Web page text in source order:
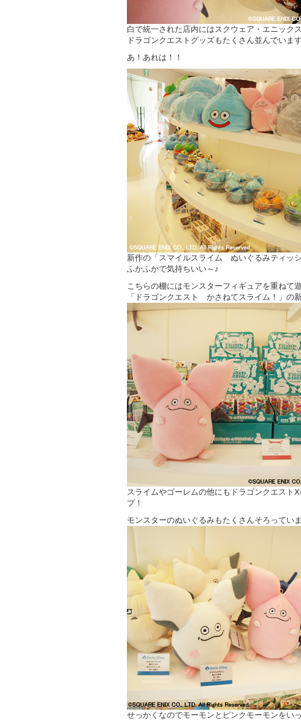
白で統一された店内にはスクウェア・エニック
ドラゴンクエストグッズもたくさん並んでいます
あ！あれは！！
新作の「スマイルスライム ぬいぐるみティッ
ふかふかで気持ちいい～♪
こちらの棚にはモンスターフィギュアを重ねて
「ドラゴンクエスト かさねてスライム！」の
スライムやゴーレムの他にもドラゴンクエスト
プ！
モンスターのぬいぐるみもたくさんそろってい
せっかくなのでモーモンとピンクモーモンをい